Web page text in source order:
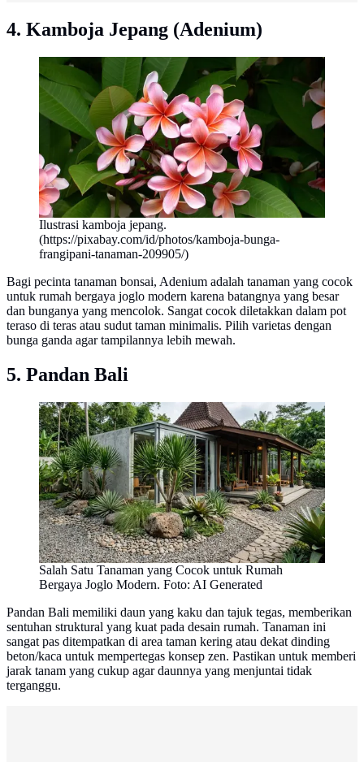
4. Kamboja Jepang (Adenium)
Ilustrasi kamboja jepang.
(https://pixabay.com/id/photos/kamboja-bunga-
frangipani-tanaman-209905/)
Bagi pecinta tanaman bonsai, Adenium adalah tanaman yang cocok
untuk rumah bergaya joglo modern karena batangnya yang besar
dan bunganya yang mencolok. Sangat cocok diletakkan dalam pot
teraso di teras atau sudut taman minimalis. Pilih varietas dengan
bunga ganda agar tampilannya lebih mewah.
5. Pandan Bali
Salah Satu Tanaman yang Cocok untuk Rumah
Bergaya Joglo Modern. Foto: AI Generated
Pandan Bali memiliki daun yang kaku dan tajuk tegas, memberikan
sentuhan struktural yang kuat pada desain rumah. Tanaman ini
sangat pas ditempatkan di area taman kering atau dekat dinding
beton/kaca untuk mempertegas konsep zen. Pastikan untuk memberi
jarak tanam yang cukup agar daunnya yang menjuntai tidak
terganggu.